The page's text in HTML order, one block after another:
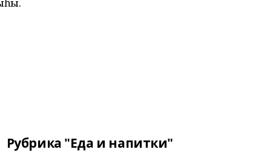
Рубрика "Еда и напитки"